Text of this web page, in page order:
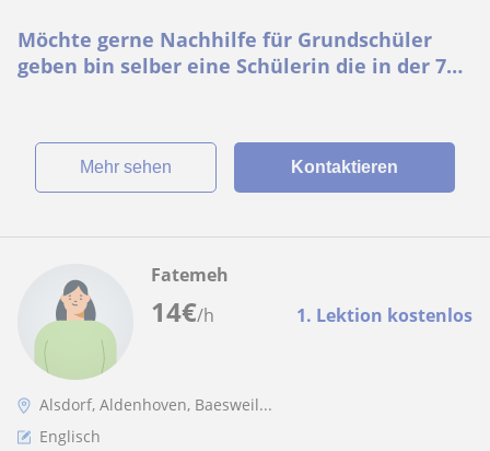
Möchte gerne Nachhilfe für Grundschüler
geben bin selber eine Schülerin die in der 7
Mehr sehen Kontaktieren
14€/h 1. Lektion kostenlos
Fatemeh
Alsdorf, Aldenhoven, Baesweil...
Englisch